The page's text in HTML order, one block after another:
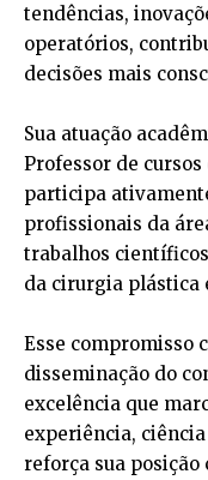
tendências,
operatórios,
decisões mais
Sua atuação
Professor de
participa
profissionais da
trabalhos
da cirurgia plástica
Esse compromisso
disseminação do
excelência que
experiência,
reforça sua posição